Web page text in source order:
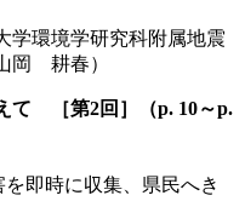
環境学研究科附属地震
岡 耕春）
て ［第2回］（p. 10～p.
即時に収集、県民へき